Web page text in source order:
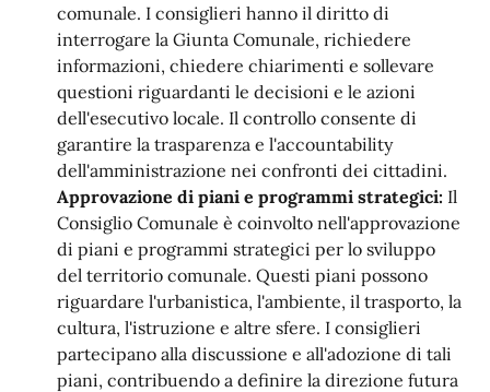
comunale. I consiglieri hanno il diritto di
interrogare la Giunta Comunale, richiedere
informazioni, chiedere chiarimenti e sollevare
questioni riguardanti le decisioni e le azioni
dell'esecutivo locale. Il controllo consente di
garantire la trasparenza e l'accountability
dell'amministrazione nei confronti dei cittadini.
Approvazione di piani e programmi strategici: Il
Consiglio Comunale è coinvolto nell'approvazione
di piani e programmi strategici per lo sviluppo
del territorio comunale. Questi piani possono
riguardare l'urbanistica, l'ambiente, il trasporto, la
cultura, l'istruzione e altre sfere. I consiglieri
partecipano alla discussione e all'adozione di tali
piani, contribuendo a definire la direzione futura